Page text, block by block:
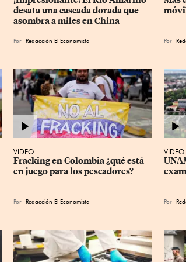
desata una cascada dorada que
asombra a miles en China
Por Redacción El Economista Por
VIDEO
Fracking en Colombia ¿qué está
en juego para los pescadores?
Por Redacción El Economista
VIDEO
Por